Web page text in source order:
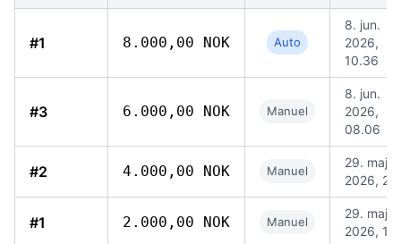
#1 8.000,00 NOK Auto
8. jun.
2026,
10.36
#3 6.000,00 NOK Manuel
8. jun.
2026,
08.06
#2 4.000,00 NOK Manuel
29. maj
2026,
#1 2.000,00 NOK Manuel
29. maj
2026,